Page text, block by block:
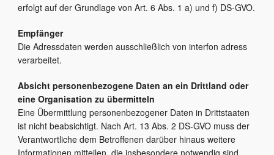
erfolgt auf der Grundlage von Art. 6 Abs. 1 a) und f) DS-GVO.
Empfänger
Die Adressdaten werden ausschließlich von interfon adress
verarbeitet.
Absicht personenbezogene Daten an ein Drittland oder
eine Organisation zu übermitteln
Eine Übermittlung personenbezogener Daten in Drittstaaten
ist nicht beabsichtigt. Nach Art. 13 Abs. 2 DS-GVO muss der
Verantwortliche dem Betroffenen darüber hinaus weitere
Informationen mitteilen, die insbesondere notwendig sind,